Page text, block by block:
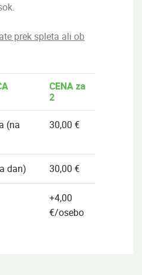
prek spleta ali ob
CENA za
2
(na
30,00 €
dan) 30,00 €
+4,00
€/osebo